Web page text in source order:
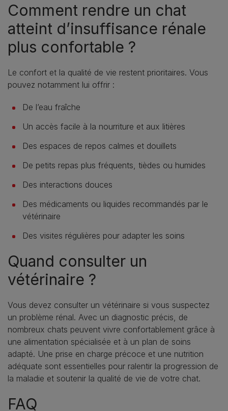
Comment rendre un chat
atteint d’insuffisance rénale
plus confortable ?
Le confort et la qualité de vie restent prioritaires. Vous
pouvez notamment lui offrir :
De l’eau fraîche
Un accès facile à la nourriture et aux litières
Des espaces de repos calmes et douillets
De petits repas plus fréquents, tièdes ou humides
Des interactions douces
Des médicaments ou liquides recommandés par le
vétérinaire
Des visites régulières pour adapter les soins
Quand consulter un
vétérinaire ?
Vous devez consulter un vétérinaire si vous suspectez
un problème rénal. Avec un diagnostic précis, de
nombreux chats peuvent vivre confortablement grâce à
une alimentation spécialisée et à un plan de soins
adapté. Une prise en charge précoce et une nutrition
adéquate sont essentielles pour ralentir la progression de
la maladie et soutenir la qualité de vie de votre chat.
FAQ